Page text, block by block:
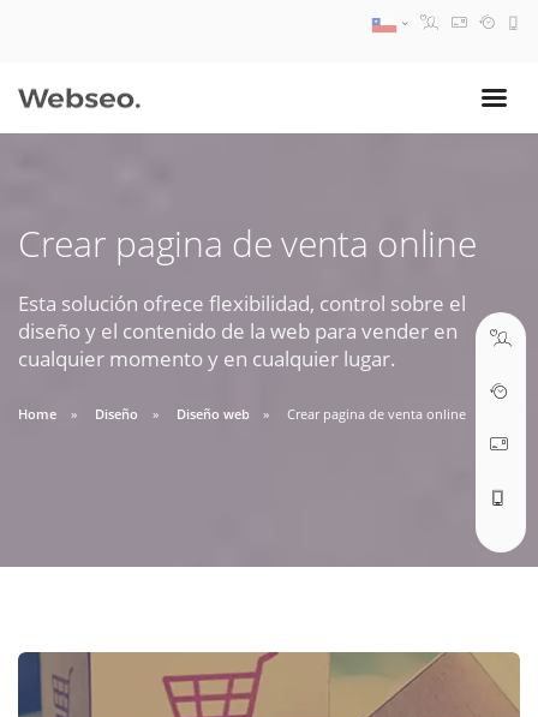
Crear pagina de venta online
Esta solución ofrece flexibilidad, control sobre el
diseño y el contenido de la web para vender en
cualquier momento y en cualquier lugar.
Home Diseño Diseño web Crear pagina de venta online
09:30 AM A 18:30 PM
soporte@webseo.cl
ABRIR TICKET